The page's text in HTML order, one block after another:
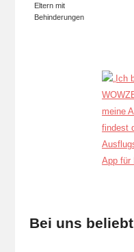
Eltern mit
Behinderungen
Bei uns beliebt